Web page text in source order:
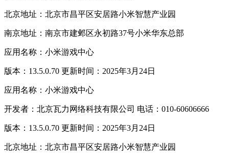
北京地址：北京市昌平区安居路小米智慧产业园
南京地址：南京市建邺区永初路37号小米华东总部
应用名称：小米游戏中心
版本：13.5.0.70 更新时间：2025年3月24日
应用名称：小米游戏中心
开发者：北京瓦力网络科技有限公司 电话：010-60606666
版本：13.5.0.70 更新时间：2025年3月24日
北京地址：北京市昌平区安居路小米智慧产业园